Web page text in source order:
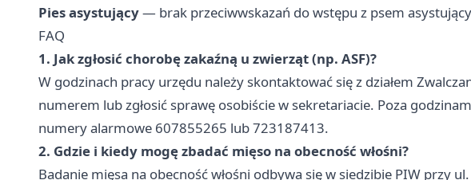
Pies asystujący— brak przeciwwskazań do wstępu z psem
FAQ
1. Jak zgłosić chorobę zakaźną u zwierząt (np. ASF)?
W godzinach pracy urzędu należy skontaktować się z działem
numerem lub zgłosić sprawę osobiście w sekretariacie. Poza
numery alarmowe 607855265 lub 723187413.
2. Gdzie i kiedy mogę zbadać mięso na obecność włośni?
Badanie mięsa na obecność włośni odbywa się w siedzibie PIW przy